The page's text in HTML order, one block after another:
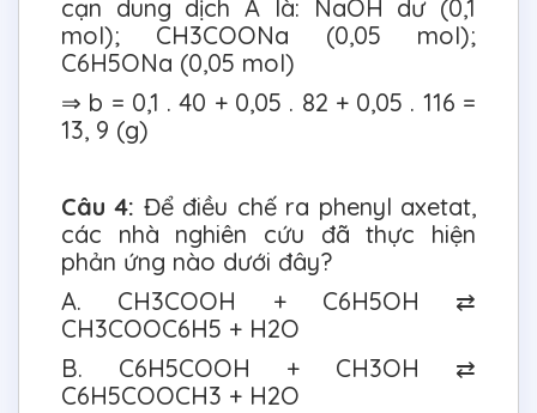
cạn dung dịch A là: NaOH dư (0,1
mol); CH3COONa (0,05 mol);
C6H5ONa (0,05 mol)
⇒ b = 0,1 . 40 + 0,05 . 82 + 0,05 . 116 =
13, 9 (g)
Câu 4: Để điều chế ra phenyl axetat,
các nhà nghiên cứu đã thực hiện
phản ứng nào dưới đây?
A. CH3COOH + C6H5OH ⇄
CH3COOC6H5 + H2O
B. C6H5COOH + CH3OH ⇄
C6H5COOCH3 + H2O